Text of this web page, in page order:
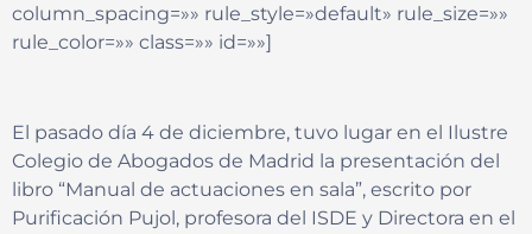
column_spacing=»» rule_style=»default» rule_size=»»
rule_color=»» class=»» id=»»]
El pasado día 4 de diciembre, tuvo lugar en el Ilustre
Colegio de Abogados de Madrid la presentación del
libro “Manual de actuaciones en sala”, escrito por
Purificación Pujol, profesora del ISDE y Directora en el